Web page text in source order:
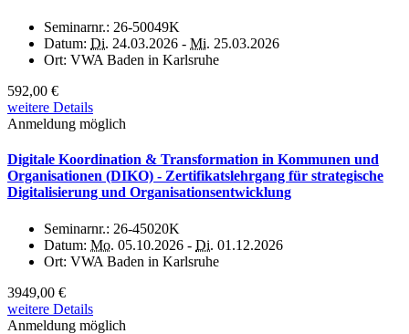
Seminarnr.: 26-50049K
Datum: Di. 24.03.2026 - Mi. 25.03.2026
Ort: VWA Baden in Karlsruhe
592,00 €
weitere Details
Anmeldung möglich
Digitale Koordination & Transformation in Kommunen und
Organisationen (DIKO) - Zertifikatslehrgang für strategische
Digitalisierung und Organisationsentwicklung
Seminarnr.: 26-45020K
Datum: Mo. 05.10.2026 - Di. 01.12.2026
Ort: VWA Baden in Karlsruhe
3949,00 €
weitere Details
Anmeldung möglich